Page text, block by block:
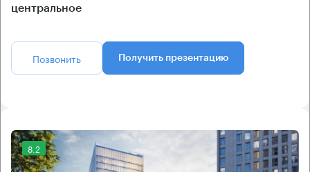
центральное
Позвонить Получить презентацию
8.2